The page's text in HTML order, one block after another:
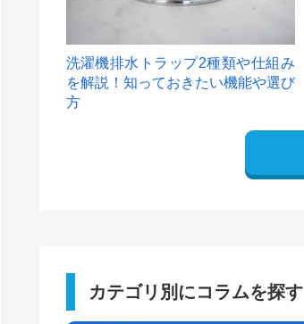
洗濯機排水トラップ2種類や仕組み
を解説！知っておきたい機能や選び
方
カテゴリ別にコラムを探す